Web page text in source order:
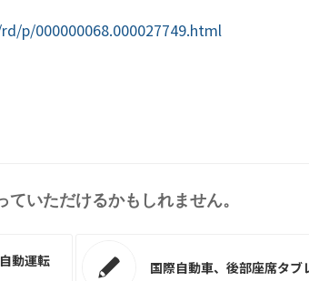
p/000000068.000027749.html
ていただけるかもしれません。
動運転
国際自動車、後部座席タ